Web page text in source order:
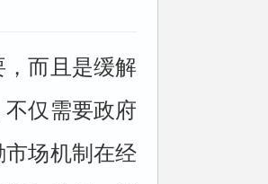
，而且是缓解
仅需要政府
场机制在经